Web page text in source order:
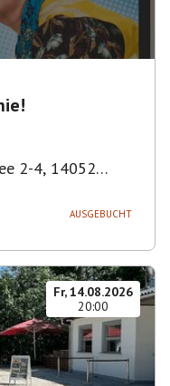
2-4, 14052
AUSGEBUCHT
Fr, 14.08.2026
20:00